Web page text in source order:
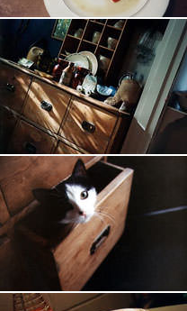
引退したスタイリストの隠居ブログ